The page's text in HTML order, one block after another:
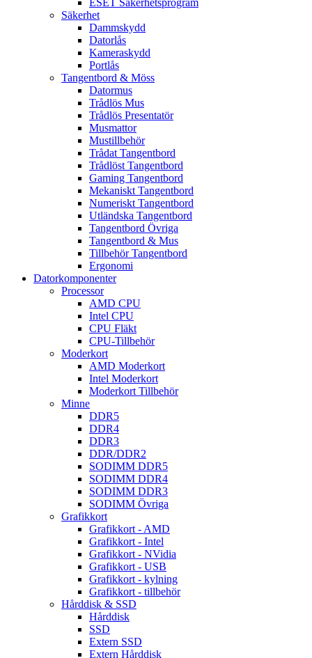
ESET Säkerhetsprogram
Säkerhet
Dammskydd
Datorlås
Kameraskydd
Portlås
Tangentbord & Möss
Datormus
Trådlös Mus
Trådlös Presentatör
Musmattor
Mustillbehör
Trådat Tangentbord
Trådlöst Tangentbord
Gaming Tangentbord
Mekaniskt Tangentbord
Numeriskt Tangentbord
Utländska Tangentbord
Tangentbord Övriga
Tangentbord & Mus
Tillbehör Tangentbord
Ergonomi
Datorkomponenter
Processor
AMD CPU
Intel CPU
CPU Fläkt
CPU-Tillbehör
Moderkort
AMD Moderkort
Intel Moderkort
Moderkort Tillbehör
Minne
DDR5
DDR4
DDR3
DDR/DDR2
SODIMM DDR5
SODIMM DDR4
SODIMM DDR3
SODIMM Övriga
Grafikkort
Grafikkort - AMD
Grafikkort - Intel
Grafikkort - NVidia
Grafikkort - USB
Grafikkort - kylning
Grafikkort - tillbehör
Hårddisk & SSD
Hårddisk
SSD
Extern SSD
Extern Hårddisk